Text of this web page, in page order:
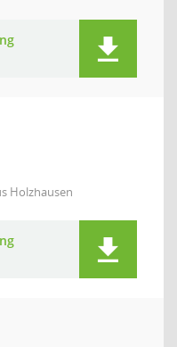
Holzhausen